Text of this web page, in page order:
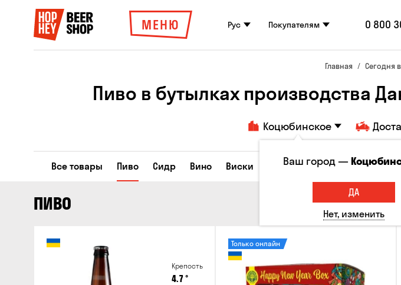
МЕНЮ Рус Покупателям 0 800
Главная Сегодня
Пиво в бутылках производства
Коцюбинское
Все товары Пиво Сидр Вино Виски Коктейли Водка Соджу
ПИВО
Крепость
4.7°
Только онлайн
Ваш город —
ДА
Нет, изменить